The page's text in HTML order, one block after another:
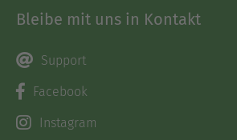
Bleibe mit uns in Kontakt
Support
Facebook
Instagram